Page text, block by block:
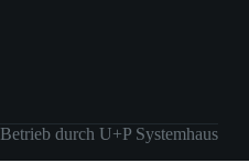
Betrieb durch U+P Systemhaus